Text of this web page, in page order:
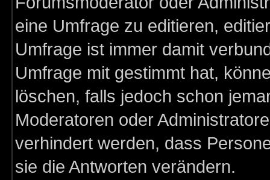
eine Umfrage zu editieren,
Umfrage ist immer damit
Umfrage mit gestimmt hat,
löschen, falls jedoch schon
Moderatoren oder
verhindert werden, dass
sie die Antworten verändern.